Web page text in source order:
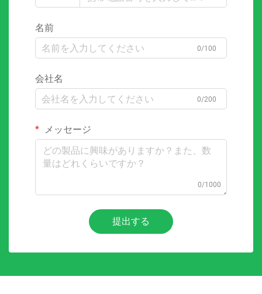
名前
0/100
会社名
0/200
メッセージ
0/1000
提出する